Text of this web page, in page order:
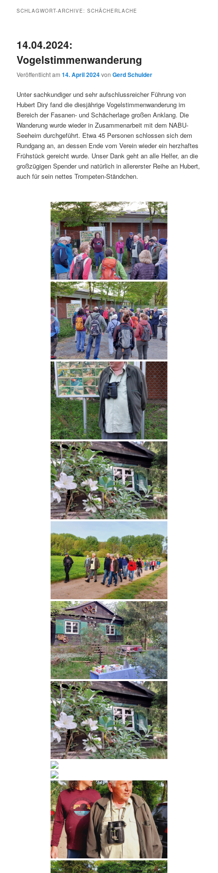
SCHLAGWORT-ARCHIVE:SCHÄCHERLACHE
14.04.2024:
Vogelstimmenwanderung
Veröffentlicht am14. April 2024vonGerd Schulder
Unter sachkundiger und sehr aufschlussreicher Führung von
Hubert Diry fand die diesjährige Vogelstimmenwanderung im
Bereich der Fasanen- und Schächerlage großen Anklang. Die
Wanderung wurde wieder in Zusammenarbeit mit dem NABU-
Seeheim durchgeführt. Etwa 45 Personen schlossen sich dem
Rundgang an, an dessen Ende vom Verein wieder ein herzhaftes
Frühstück gereicht wurde. Unser Dank geht an alle Helfer, an die
großzügigen Spender und natürlich in allererster Reihe an Hubert,
auch für sein nettes Trompeten-Ständchen.